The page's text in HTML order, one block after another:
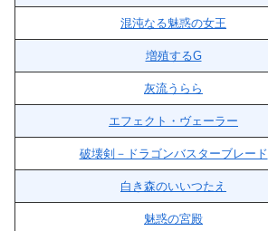
混沌なる魅惑の女王
増殖するG
灰流うらら
エフェクト・ヴェーラー
破壊剣－ドラゴンバスターブレード
白き森のいいつたえ
魅惑の宮殿